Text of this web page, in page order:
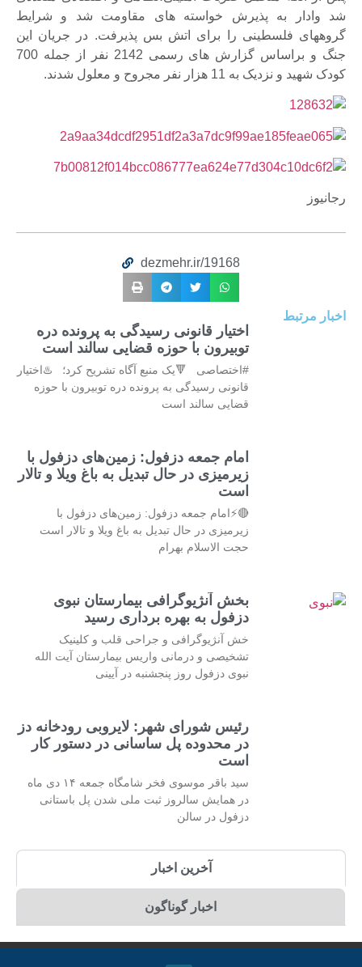
شد وادار به پذیرش خواسته های مقاومت شد و شرایط
گروههای فلسطینی را برای اتش بس پذیرفت. در جریان این
جنگ و براساس گزارش های رسمی 2142 نفر از جمله 700
کودک شهید و نزدیک به 11 هزار نفر مجروح و معلول شدند.
رجانیوز
dezmehr.ir/19168
اخبار مرتبط
اختیار قانونی رسیدگی به پرونده دره
توبیرون با حوزه قضایی سالند است
#اختصاصی 🔻یک منبع آگاه تشریح کرد؛ ♨️اختیار
قانونی رسیدگی به پرونده دره توبیرون با حوزه
قضایی سالند است
امام جمعه دزفول: زمین‌های دزفول با
زیرمیزی در حال تبدیل به باغ ویلا و تالار
است
🔴⚡امام جمعه دزفول: زمین‌های دزفول با
زیرمیزی در حال تبدیل به باغ ویلا و تالار است
حجت الاسلام بهرام
بخش آنژیوگرافی بیمارستان نبوی
دزفول به بهره برداری رسید
خش آنژیوگرافی و جراحی قلب و کلینیک
تشخیصی و درمانی واریس بیمارستان آیت الله
نبوی دزفول روز پنجشنبه در آیینی
رئیس شورای شهر: لایروبی رودخانه دز
در محدوده پل ساسانی در دستور کار
است
سید باقر موسوی فخر شامگاه جمعه ۱۴ دی ماه
در همایش سالروز ثبت ملی شدن پل باستانی
دزفول در سالن
آخرین اخبار
اخبار گوناگون